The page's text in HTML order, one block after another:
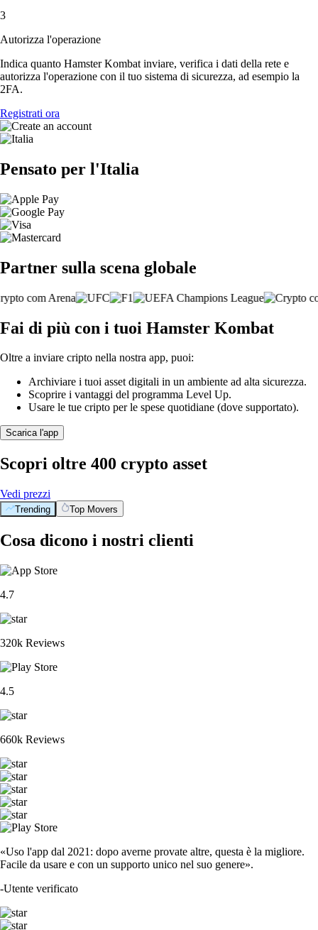
3
Autorizza l'operazione
Indica quanto Hamster Kombat inviare, verifica i dati della rete e
autorizza l'operazione con il tuo sistema di sicurezza, ad esempio la
2FA.
Registrati ora
Pensato per l'Italia
Partner sulla scena globale
Fai di più con i tuoi Hamster Kombat
Oltre a inviare cripto nella nostra app, puoi:
Archiviare i tuoi asset digitali in un ambiente ad alta sicurezza.
Scoprire i vantaggi del programma Level Up.
Usare le tue cripto per le spese quotidiane (dove supportato).
Scarica l'app
Scopri oltre 400 crypto asset
Vedi prezzi
Trending Top Movers
Cosa dicono i nostri clienti
4.7
320k Reviews
4.5
660k Reviews
«Uso l'app dal 2021: dopo averne provate altre, questa è la migliore.
Facile da usare e con un supporto unico nel suo genere».
-Utente verificato